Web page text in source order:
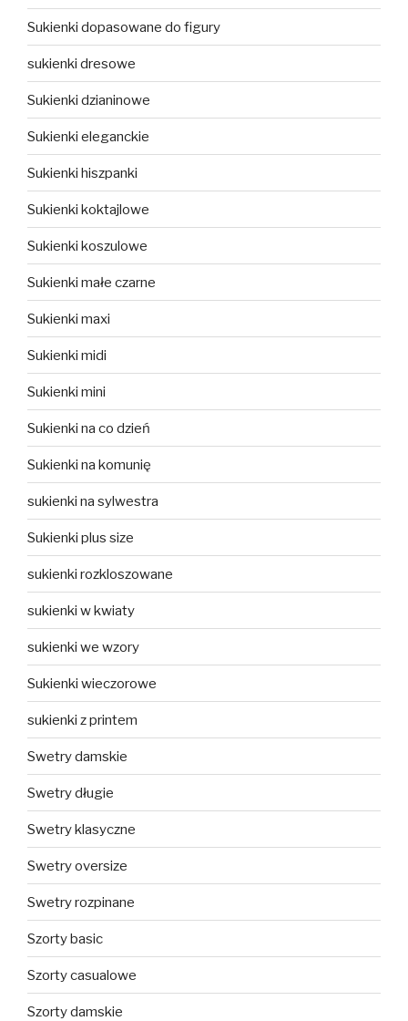
Sukienki dopasowane do figury
sukienki dresowe
Sukienki dzianinowe
Sukienki eleganckie
Sukienki hiszpanki
Sukienki koktajlowe
Sukienki koszulowe
Sukienki małe czarne
Sukienki maxi
Sukienki midi
Sukienki mini
Sukienki na co dzień
Sukienki na komunię
sukienki na sylwestra
Sukienki plus size
sukienki rozkloszowane
sukienki w kwiaty
sukienki we wzory
Sukienki wieczorowe
sukienki z printem
Swetry damskie
Swetry długie
Swetry klasyczne
Swetry oversize
Swetry rozpinane
Szorty basic
Szorty casualowe
Szorty damskie